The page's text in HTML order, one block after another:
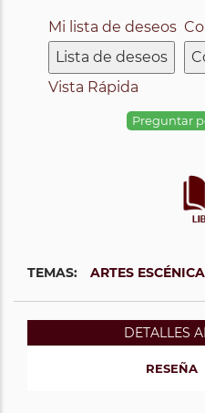
Mi lista de deseos
Lista de deseos
Vista Rápida
Preguntar
TEMAS: ARTES
DETALLES
RESEÑA